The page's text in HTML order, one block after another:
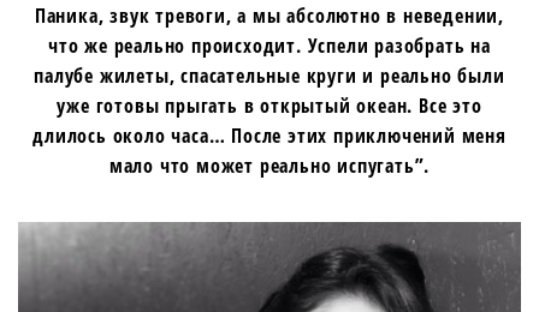
Паника, звук тревоги, а мы абсолютно в неведении,
что же реально происходит. Успели разобрать на
палубе жилеты, спасательные круги и реально были
уже готовы прыгать в открытый океан. Все это
длилось около часа… После этих приключений меня
мало что может реально испугать”.